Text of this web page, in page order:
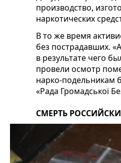
производство,
наркотических
В то же время
без пострадавших.
в результате чего
провели осмотр
нарко-подельникам
«Рада Громадської
СМЕРТЬ